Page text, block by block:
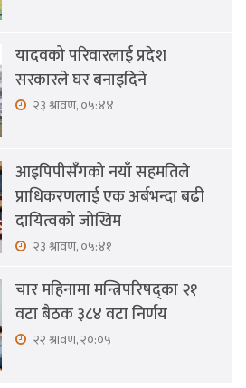
यादवको परिवारलाई प्रदेश
सरकारले घर बनाइदिने
२३ श्रावण, ०५:४४
आइपिपीसँगको नयाँ सहमतिले
प्राधिकरणलाई एक अर्बभन्दा बढी
दायित्वको जोखिम
२३ श्रावण, ०५:४१
चार महिनामा मन्त्रिपरिषद्का २१
वटा बैठक ३८४ वटा निर्णय
२२ श्रावण, २०:०५